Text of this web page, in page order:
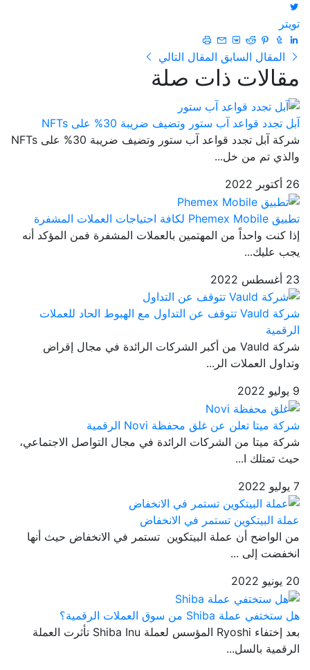
تويتر
المقال السابق المقال التالي
مقالات ذات صلة
آبل تجدد قواعد آب ستور وتضيف ضريبة 30% على NFTs
شركة آبل تجدد قواعد آب ستور وتضيف ضريبة 30% على NFTs
والذي تم من خل...
26 أكتوبر 2022
تطبيق Phemex Mobile لكافة احتياجات العملات المشفرة
إذا كنت واحداً من المهتمين بالعملات المشفرة فمن المؤكد أنه
يجب عليك...
23 أغسطس 2022
شركة Vauld تتوقف عن التداول مع الهبوط الحاد للعملات
الرقمية
شركة Vauld من أكبر الشركات الرائدة في مجال إقراض
وتداول العملات الر...
9 يوليو 2022
شركة ميتا تعلن عن غلق محفظة Novi الرقمية
شركة ميتا من الشركات الرائدة في مجال التواصل الاجتماعي،
حيث تمتلك ا...
7 يوليو 2022
عملة البيتكوين تستمر في الانخفاض
من الواضح أن عملة البيتكوين تستمر في الانخفاض حيث أنها
انخفضت إلى ...
20 يونيو 2022
هل ستختفي عملة Shiba من سوق العملات الرقمية؟
بعد إختفاء Ryoshi المؤسس لعملة Shiba Inu تأثرت العملة
الرقمية بالسل...